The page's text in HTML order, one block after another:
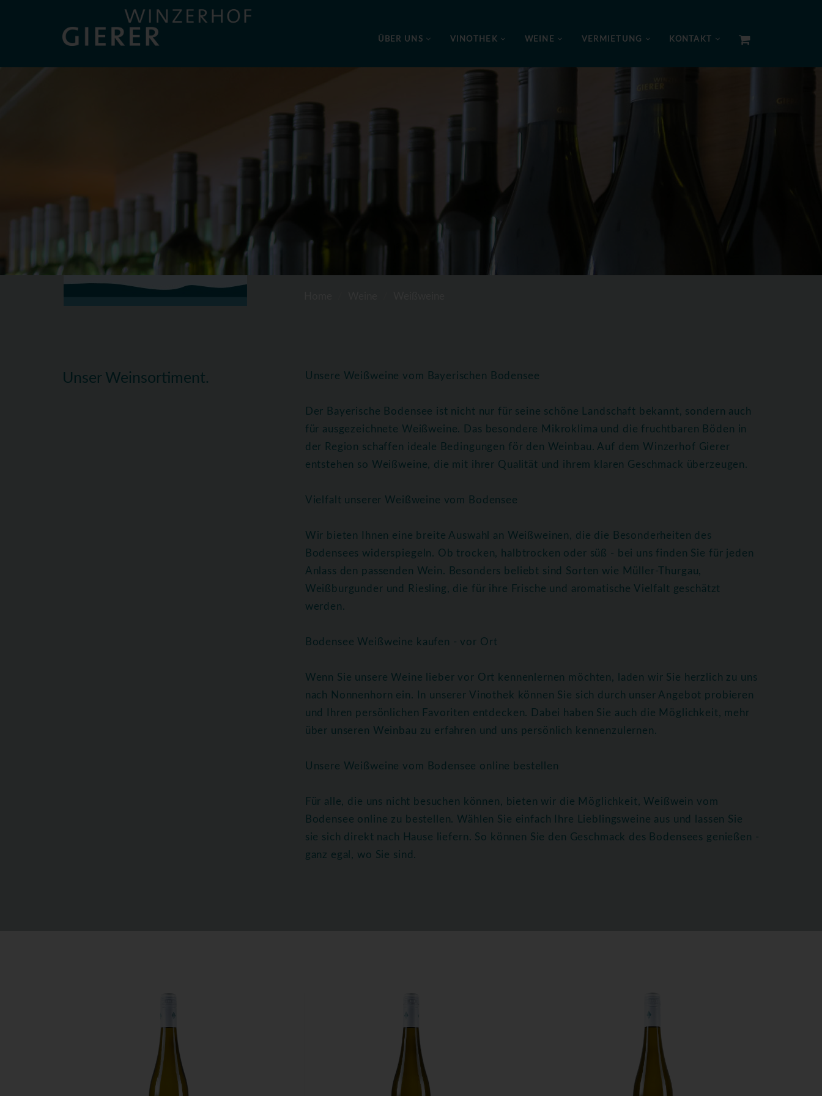
ÜBER UNS VINOTHEK WEINE VERMIETUNG KONTAKT
Unser Weinsortiment. Unsere Weißweine vom Bayerischen Bodensee
Der Bayerische Bodensee ist nicht nur für seine schöne Landschaft bekannt, sondern auch
für ausgezeichnete Weißweine. Das besondere Mikroklima und die fruchtbaren Böden in
der Region schaffen ideale Bedingungen för den Weinbau. Auf dem Winzerhof Gierer
entstehen so Weißweine, die mit ihrer Qualität und ihrem klaren Geschmack überzeugen.
Vielfalt unserer Weißweine vom Bodensee
Wir bieten Ihnen eine breite Auswahl an Weißweinen, die die Besonderheiten des
Bodensees widerspiegeln. Ob trocken, halbtrocken oder süß - bei uns finden Sie für jeden
Anlass den passenden Wein. Besonders beliebt sind Sorten wie Müller-Thurgau,
Weißburgunder und Riesling, die für ihre Frische und aromatische Vielfalt geschätzt
werden.
Bodensee Weißweine kaufen - vor Ort
Wenn Sie unsere Weine lieber vor Ort kennenlernen möchten, laden wir Sie herzlich zu uns
nach Nonnenhorn ein. In unserer Vinothek können Sie sich durch unser Angebot probieren
und Ihren persönlichen Favoriten entdecken. Dabei haben Sie auch die Möglichkeit, mehr
über unseren Weinbau zu erfahren und uns persönlich kennenzulernen.
Unsere Weißweine vom Bodensee online bestellen
Für alle, die uns nicht besuchen können, bieten wir die Möglichkeit, Weißwein vom
Bodensee online zu bestellen. Wählen Sie einfach Ihre Lieblingsweine aus und lassen Sie
sie sich direkt nach Hause liefern. So können Sie den Geschmack des Bodensees genießen -
ganz egal, wo Sie sind.